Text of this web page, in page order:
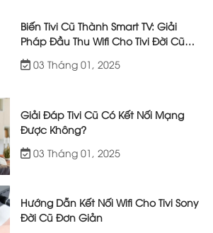
Biến Tivi Cũ Thành Smart TV: Giải
Pháp Đầu Thu Wifi Cho Tivi Đời Cũ
Hiệu Quả
03 Tháng 01, 2025
Giải Đáp Tivi Cũ Có Kết Nối Mạng
Được Không?
03 Tháng 01, 2025
Hướng Dẫn Kết Nối Wifi Cho Tivi Sony
Đời Cũ Đơn Giản